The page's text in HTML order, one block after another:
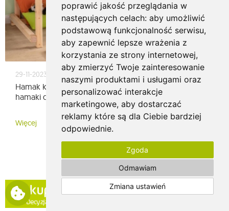
poprawić jakość przeglądania w
następujących celach: aby umożliwić
podstawową funkcjonalność serwisu,
aby zapewnić lepsze wrażenia z
korzystania ze strony internetowej,
aby zmierzyć Twoje zainteresowanie
naszymi produktami i usługami oraz
personalizować interakcje
marketingowe, aby dostarczać
reklamy które są dla Ciebie bardziej
odpowiednie.
Zgoda
Odmawiam
Zmiana ustawień
29-11-2023
Hamak klasyczny, wiszący fotel czy kokon? Najlepsze
hamaki do pokoju dziecka
Więcej